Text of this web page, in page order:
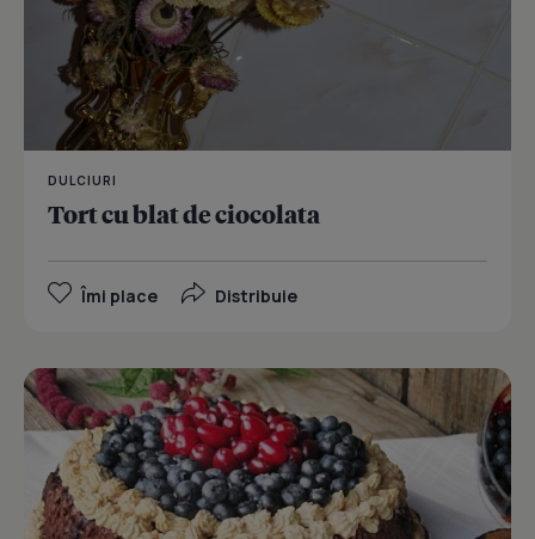
DULCIURI
Tort cu blat de ciocolata
Îmi place Distribuie